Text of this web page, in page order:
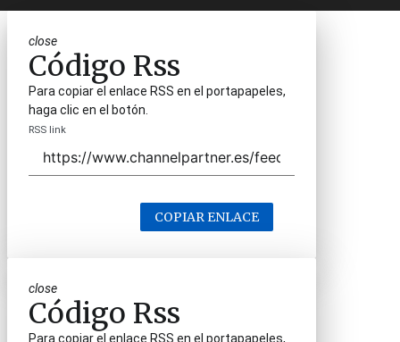
close
Código Rss
Para copiar el enlace RSS en el portapapeles,
haga clic en el botón.
RSS link
COPIAR ENLACE
close
Código Rss
Para copiar el enlace RSS en el portapapeles,